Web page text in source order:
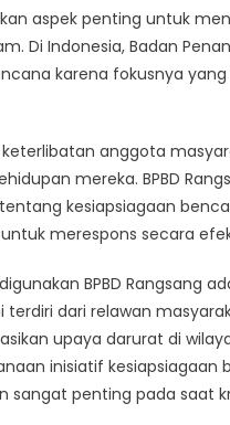
Pemberdayaan
Masyarakat:
Kunci
Rangsang
dalam
Siaga
aspek penting untuk
Di Indonesia, Badan
karena fokusnya
anggota
mereka. BPBD
kesiapsiagaan
merespons secara
BPBD Rangsang
dari relawan
upaya darurat di
inisiatif kesiapsiagaan
sangat penting pada saat